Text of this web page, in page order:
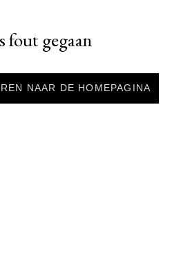
fout gegaan
NAAR DE HOMEPAGINA